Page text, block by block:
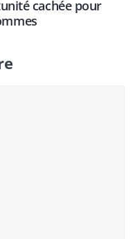
cachée pour